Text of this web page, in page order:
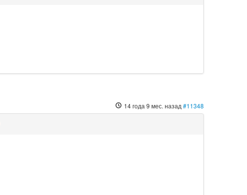
14 года 9 мес. назад #11348